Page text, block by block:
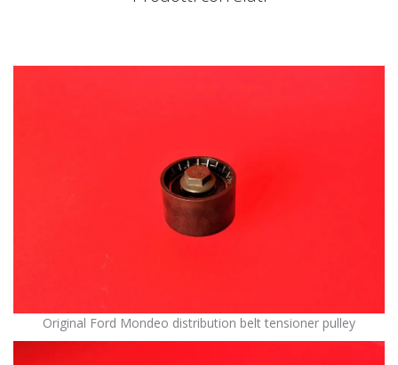
Original Ford Mondeo distribution belt tensioner pulley